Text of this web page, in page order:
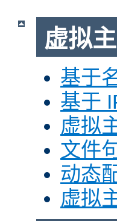
虚拟
基于
基于
虚拟
文件
动态
虚拟